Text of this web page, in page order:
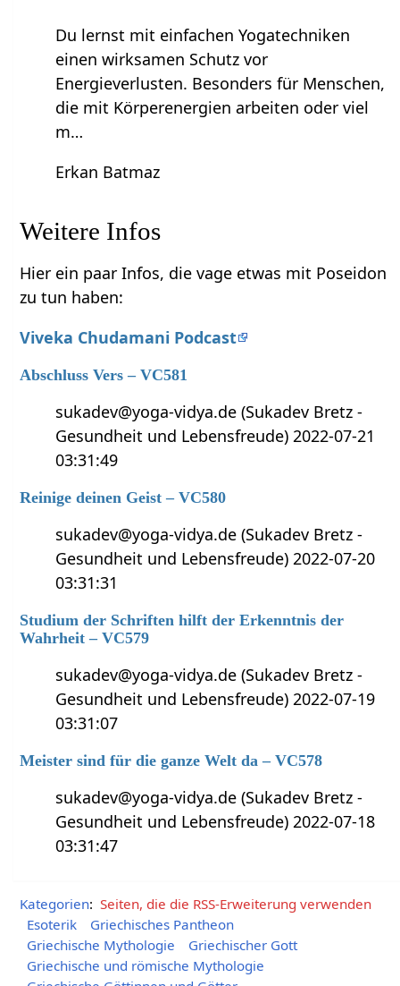
Du lernst mit einfachen Yogatechniken
einen wirksamen Schutz vor
Energieverlusten. Besonders für Menschen,
die mit Körperenergien arbeiten oder viel
m…
Erkan Batmaz
Weitere Infos
Hier ein paar Infos, die vage etwas mit Poseidon
zu tun haben:
Viveka Chudamani Podcast
Abschluss Vers – VC581
sukadev@yoga-vidya.de (Sukadev Bretz -
Gesundheit und Lebensfreude) 2022-07-21
03:31:49
Reinige deinen Geist – VC580
sukadev@yoga-vidya.de (Sukadev Bretz -
Gesundheit und Lebensfreude) 2022-07-20
03:31:31
Studium der Schriften hilft der Erkenntnis der
Wahrheit – VC579
sukadev@yoga-vidya.de (Sukadev Bretz -
Gesundheit und Lebensfreude) 2022-07-19
03:31:07
Meister sind für die ganze Welt da – VC578
sukadev@yoga-vidya.de (Sukadev Bretz -
Gesundheit und Lebensfreude) 2022-07-18
03:31:47
Kategorien: Seiten, die die RSS-Erweiterung verwenden
Esoterik
Griechisches Pantheon
Griechische Mythologie
Griechischer Gott
Griechische und römische Mythologie